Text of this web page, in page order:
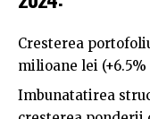
Cresterea
milioane lei (+6.5%
Imbunatatirea